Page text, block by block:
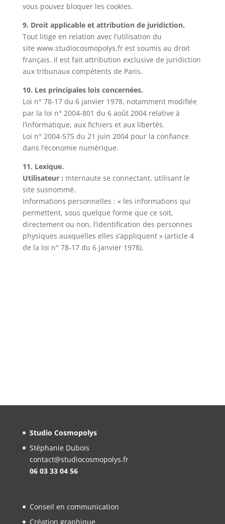
vous pouvez bloquer les cookies.
9. Droit applicable et attribution de juridiction.
Tout litige en relation avec l’utilisation du
site www.studiocosmopolys.fr est soumis au droit
français. Il est fait attribution exclusive de juridiction
aux tribunaux compétents de Paris.
10. Les principales lois concernées.
Loi n° 78-17 du 6 janvier 1978, notamment modifiée
par la loi n° 2004-801 du 6 août 2004 relative à
l’informatique, aux fichiers et aux libertés.
Loi n° 2004-575 du 21 juin 2004 pour la confiance
dans l’économie numérique.
11. Lexique.
Utilisateur : Internaute se connectant, utilisant le
site susnommé.
Informations personnelles : « les informations qui
permettent, sous quelque forme que ce soit,
directement ou non, l’identification des personnes
physiques auxquelles elles s’appliquent » (article 4
de la loi n° 78-17 du 6 janvier 1978).
Studio Cosmopolys
Stéphanie Dubois
contact@studiocosmopolys.fr
06 03 33 04 56
Conseil en communication
Création graphique